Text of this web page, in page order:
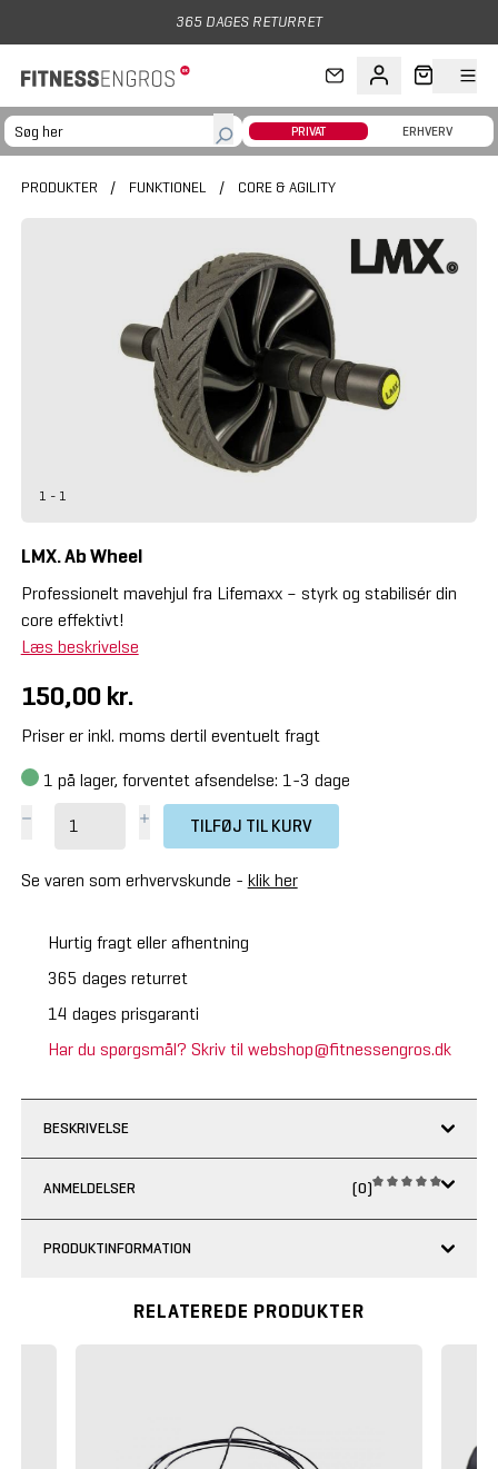
365 DAGES RETURRET
PRIVAT ERHVERV
PRODUKTER / FUNKTIONEL / CORE & AGILITY
1 - 1
LMX. Ab Wheel
Professionelt mavehjul fra Lifemaxx – styrk og stabilisér din
core effektivt!
Læs beskrivelse
150,00 kr.
Priser er inkl. moms dertil eventuelt fragt
1 på lager, forventet afsendelse: 1-3 dage
TILFØJ TIL KURV
Se varen som erhvervskunde - klik her
Hurtig fragt eller afhentning
365 dages returret
14 dages prisgaranti
Har du spørgsmål? Skriv til webshop@fitnessengros.dk
BESKRIVELSE
ANMELDELSER (0)
PRODUKTINFORMATION
RELATEREDE PRODUKTER